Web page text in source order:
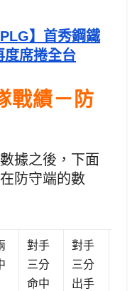
PLG】首秀鋼鐵
度席捲全台
戰績－防
據之後，下面
防守端的數
對手
三分
命中
對手
三分
出手